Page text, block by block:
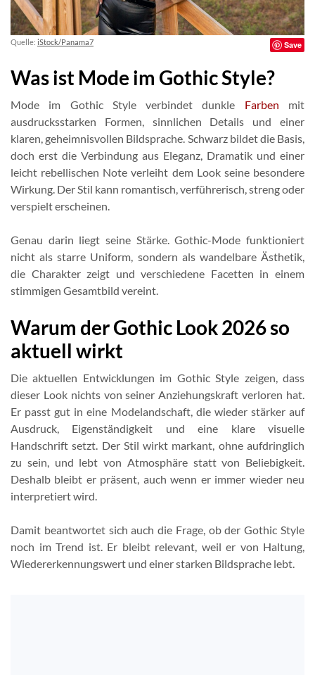
Quelle: iStock/Panama7 Save
Was ist Mode im Gothic Style?
Mode im Gothic Style verbindet dunkle Farben mit
ausdrucksstarken Formen, sinnlichen Details und einer
klaren, geheimnisvollen Bildsprache. Schwarz bildet die Basis,
doch erst die Verbindung aus Eleganz, Dramatik und einer
leicht rebellischen Note verleiht dem Look seine besondere
Wirkung. Der Stil kann romantisch, verführerisch, streng oder
verspielt erscheinen.
Genau darin liegt seine Stärke. Gothic-Mode funktioniert
nicht als starre Uniform, sondern als wandelbare Ästhetik,
die Charakter zeigt und verschiedene Facetten in einem
stimmigen Gesamtbild vereint.
Warum der Gothic Look 2026 so
aktuell wirkt
Die aktuellen Entwicklungen im Gothic Style zeigen, dass
dieser Look nichts von seiner Anziehungskraft verloren hat.
Er passt gut in eine Modelandschaft, die wieder stärker auf
Ausdruck, Eigenständigkeit und eine klare visuelle
Handschrift setzt. Der Stil wirkt markant, ohne aufdringlich
zu sein, und lebt von Atmosphäre statt von Beliebigkeit.
Deshalb bleibt er präsent, auch wenn er immer wieder neu
interpretiert wird.
Damit beantwortet sich auch die Frage, ob der Gothic Style
noch im Trend ist. Er bleibt relevant, weil er von Haltung,
Wiedererkennungswert und einer starken Bildsprache lebt.